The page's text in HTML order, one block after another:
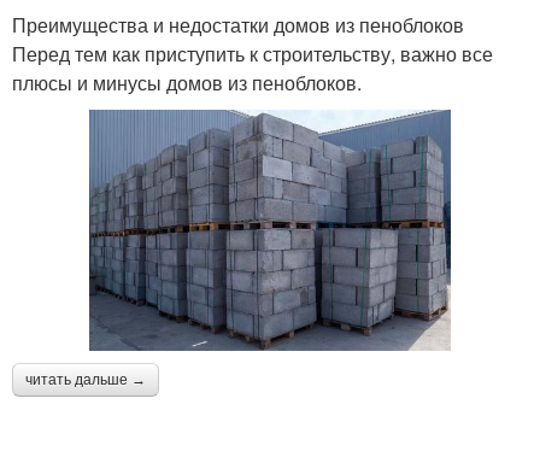
Преимущества и недостатки домов из пеноблоков
Перед тем как приступить к строительству, важно все
плюсы и минусы домов из пеноблоков.
читать дальше →